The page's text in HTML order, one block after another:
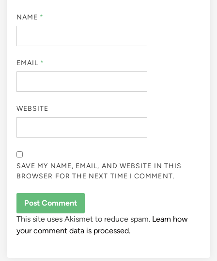
NAME *
EMAIL *
WEBSITE
SAVE MY NAME, EMAIL, AND WEBSITE IN THIS
BROWSER FOR THE NEXT TIME I COMMENT.
This site uses Akismet to reduce spam. Learn how
your comment data is processed.